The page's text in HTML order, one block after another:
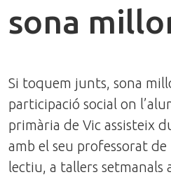
sona
Si toquem junts, sona
participació social on
primària de Vic assisteix
amb el seu professorat
lectiu, a tallers setmanals